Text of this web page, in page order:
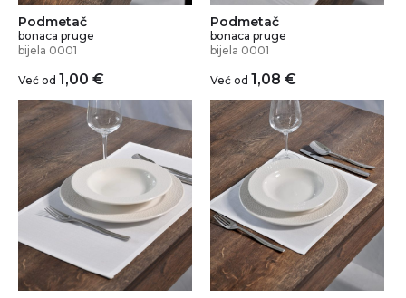
Podmetač
bonaca pruge
bijela 0001
Već od 1,00 €
Podmetač
bonaca pruge
bijela 0001
Već od 1,08 €